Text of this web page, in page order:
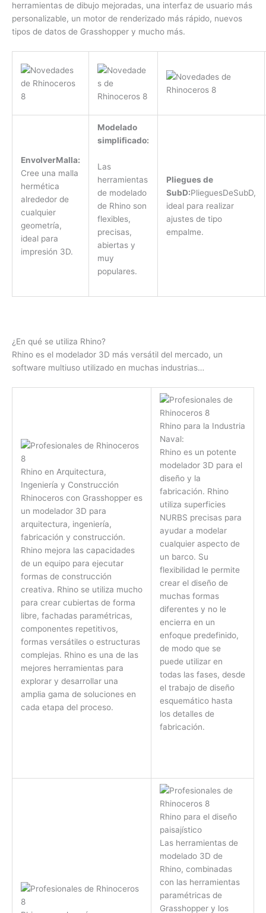
herramientas de dibujo mejoradas, una interfaz de usuario más
personalizable, un motor de renderizado más rápido, nuevos
tipos de datos de Grasshopper y mucho más.
EnvolverMalla:
Cree una malla
hermética
alrededor de
cualquier
geometría,
ideal para
impresión 3D.
Modelado
simplificado:
Las
herramientas
de modelado
de Rhino son
flexibles,
precisas,
abiertas y
muy
populares.
Pliegues de
SubD:PlieguesDeSubD,
ideal para realizar
ajustes de tipo
empalme.
¿En qué se utiliza Rhino?
Rhino es el modelador 3D más versátil del mercado, un
software multiuso utilizado en muchas industrias…
Rhino en Arquitectura,
Ingeniería y Construcción
Rhinoceros con Grasshopper es
un modelador 3D para
arquitectura, ingeniería,
fabricación y construcción.
Rhino mejora las capacidades
de un equipo para ejecutar
formas de construcción
creativa. Rhino se utiliza mucho
para crear cubiertas de forma
libre, fachadas paramétricas,
componentes repetitivos,
formas versátiles o estructuras
complejas. Rhino es una de las
mejores herramientas para
explorar y desarrollar una
amplia gama de soluciones en
cada etapa del proceso.
Rhino para la Industria
Naval:
Rhino es un potente
modelador 3D para el
diseño y la
fabricación. Rhino
utiliza superficies
NURBS precisas para
ayudar a modelar
cualquier aspecto de
un barco. Su
flexibilidad le permite
crear el diseño de
muchas formas
diferentes y no le
encierra en un
enfoque predefinido,
de modo que se
puede utilizar en
todas las fases, desde
el trabajo de diseño
esquemático hasta
los detalles de
fabricación.
Rhino para el diseño
paisajístico
Las herramientas de
modelado 3D de
Rhino, combinadas
con las herramientas
paramétricas de
Grasshopper y los